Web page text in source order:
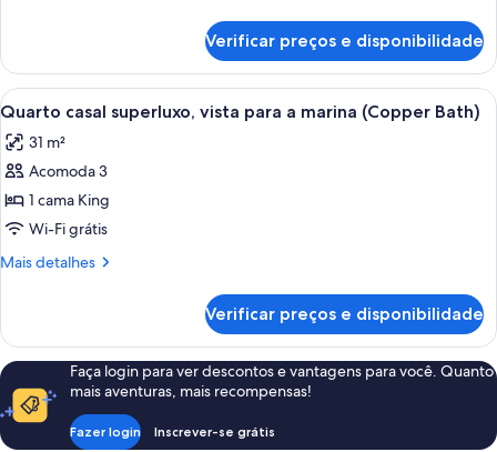
cama
King,
vista
para
a
marina
casal
superluxo,
1
King,
vista
a
marina
Verificar preços e disponibilidade
Carrega
todas
as
fotos
de
Quarto
casal
para
marina
(Copper
Bath)
Quarto moderno com vista para
8
Quarto casal superluxo, vista para a marina (Copper Bath)
31 m²
Acomoda 3
1 cama King
Wi-Fi grátis
Mais detalhes
Mais
casal
superluxo,
vista
para
a
marina
Verificar preços e disponibilidade
Faça login para ver descontos e vantagens para você. Quanto
mais aventuras, mais recompensas!
Fazer login Inscrever-se grátis